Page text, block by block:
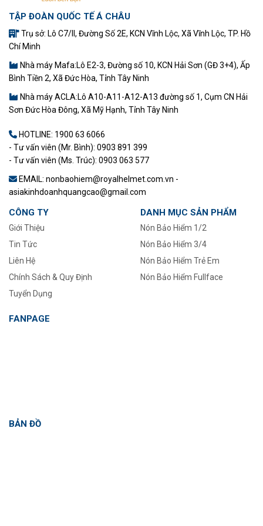
TẬP ĐOÀN QUỐC TẾ Á CHÂU
Trụ sở: Lô C7/II, Đường Số 2E, KCN Vĩnh Lộc, Xã Vĩnh Lộc, TP. Hồ
Chí Minh
Nhà máy Mafa:Lô E2-3, Đường số 10, KCN Hải Sơn (GĐ 3+4), Ấp
Bình Tiền 2, Xã Đức Hòa, Tỉnh Tây Ninh
Nhà máy ACLA:Lô A10-A11-A12-A13 đường số 1, Cụm CN Hải
Sơn Đức Hòa Đông, Xã Mỹ Hạnh, Tỉnh Tây Ninh
HOTLINE: 1900 63 6066
- Tư vấn viên (Mr. Bình): 0903 891 399
- Tư vấn viên (Ms. Trúc): 0903 063 577
EMAIL: nonbaohiem@royalhelmet.com.vn -
asiakinhdoanhquangcao@gmail.com
CÔNG TY
Giới Thiệu
Tin Tức
–
Liên Hệ
Chính Sách & Quy Định
Tuyển Dụng
DANH MỤC SẢN PHẨM
Nón Bảo Hiểm 1/2
Nón Bảo Hiểm 3/4
Nón Bảo Hiểm Trẻ Em
Nón Bảo Hiểm Fullface
FANPAGE
BẢN ĐỒ